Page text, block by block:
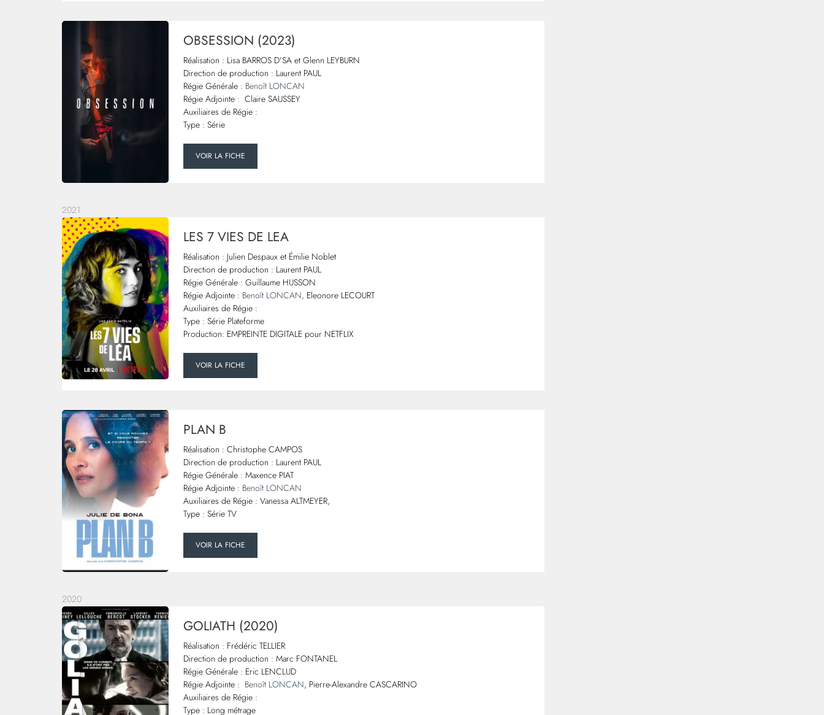
OBSESSION (2023)
Réalisation : Lisa BARROS D'SA et Glenn LEYBURN
Direction de production : Laurent PAUL
Régie Générale : Benoît LONCAN
Régie Adjointe : Claire SAUSSEY
Auxiliaires de Régie :
Type : Série
VOIR LA FICHE
2021
LES 7 VIES DE LEA
Réalisation : Julien Despaux et Émilie Noblet
Direction de production : Laurent PAUL
Régie Générale : Guillaume HUSSON
Régie Adjointe : Benoît LONCAN, Eleonore LECOURT
Auxiliaires de Régie :
Type : Série Plateforme
Production: EMPREINTE DIGITALE pour NETFLIX
VOIR LA FICHE
PLAN B
Réalisation : Christophe CAMPOS
Direction de production : Laurent PAUL
Régie Générale : Maxence PIAT
Régie Adjointe : Benoît LONCAN
Auxiliaires de Régie : Vanessa ALTMEYER,
Type : Série TV
VOIR LA FICHE
2020
GOLIATH (2020)
Réalisation : Frédéric TELLIER
Direction de production : Marc FONTANEL
Régie Générale : Eric LENCLUD
Régie Adjointe : Benoît LONCAN, Pierre-Alexandre CASCARINO
Auxiliaires de Régie :
Type : Long métrage